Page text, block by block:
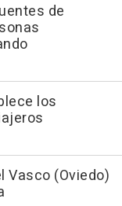
de
los
Vasco (Oviedo)